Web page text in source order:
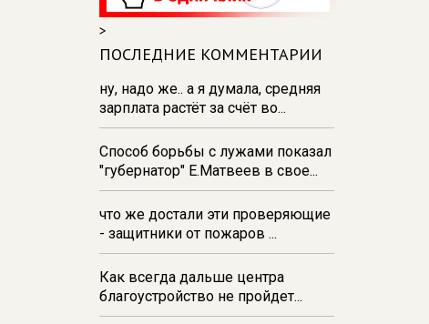
10:39В Курске в день
годовщины вторжения ВСУ
прошел памятный митинг и
10:21В Курской области
ликвидированы 4 свалки на
сельхозземлях
10:05СК: ущерб от вторжения в
Курскую область составил почти
505 млрд рублей
>
ПОСЛЕДНИЕ КОММЕНТАРИИ
ну, надо же.. а я думала, средняя
зарплата растёт за счёт во...
Способ борьбы с лужами показал
"губернатор" Е.Матвеев в свое...
что же достали эти проверяющие
- защитники от пожаров ...
Как всегда дальше центра
благоустройство не пройдет...